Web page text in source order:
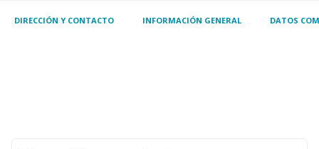
DIRECCIÓN Y CONTACTO INFORMACIÓN GENERAL DATOS